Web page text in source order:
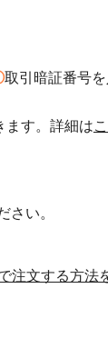
取引暗証番号を
ます。詳細は
さい。
注文する方法